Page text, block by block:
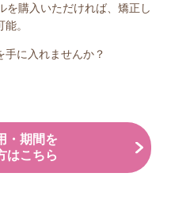
を購入いただければ、矯正し
。
手に入れませんか？
・期間を
はこちら